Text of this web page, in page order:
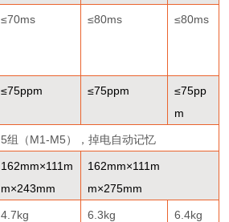
≤70ms ≤80ms ≤80ms
≤75ppm ≤75ppm
≤75pp
m
5组（M1-M5），掉电自动记忆
162mm×111m
m×243mm
162mm×111m
m×275mm
4.7kg 6.3kg 6.4kg